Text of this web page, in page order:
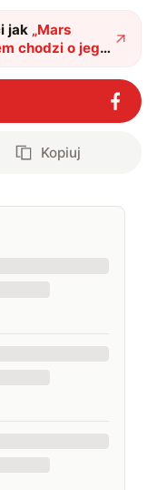
jak „Mars
chodzi o jego
"?
Kopiuj